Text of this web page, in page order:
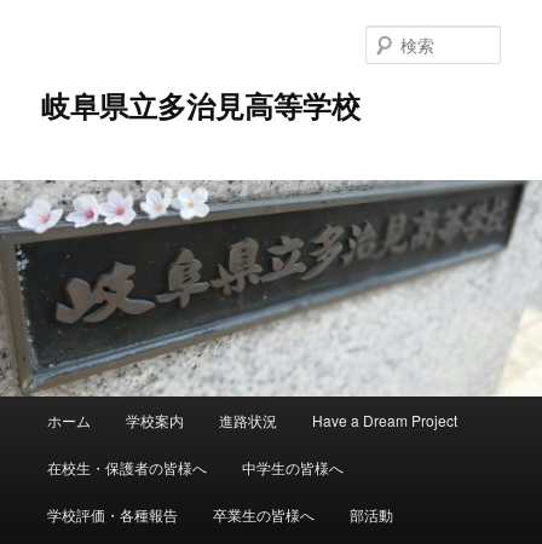
岐阜県立多治見高等学校
索
メ
イ
ン
ホーム 学校案内 進路状況 Have a Dream Project
在校生・保護者の皆様へ 中学生の皆様へ
学校評価・各種報告 卒業生の皆様へ 部活動